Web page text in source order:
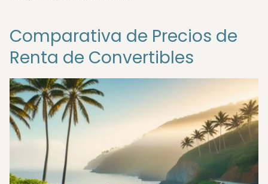
Comparativa de Precios de
Renta de Convertibles